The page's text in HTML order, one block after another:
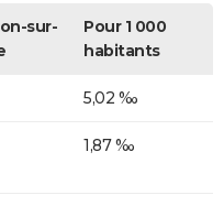
sur-
Pour 1 000
habitants
5,02 ‰
1,87 ‰